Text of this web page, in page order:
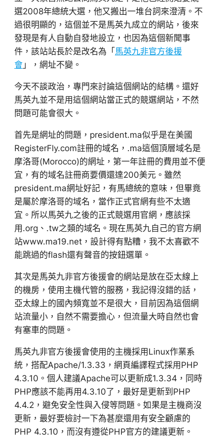
選2008年總統大選，他又搬出一堆台詞來澄清。不
過很明顯的，這個並不是馬英九成立的網站，後來
發現是有人自動自發地設立，也因為這個新聞事
件，該站站長於是改名為「馬英九非官方後援
會」，網址不變。
今天不談政治，專門來討論這個網站的結構。還好
馬英九並不是用這個網站當正式的競選網站，不然
問題可能會很大。
首先是網址的問題，president.ma似乎是在美國
RegisterFly.com註冊的域名，.ma這個頂層域名是
摩洛哥(Morocco)的網址，第一年註冊的費用並不便
宜，有的域名註冊商要價還達200美元。雖然
president.ma網址好記，有馬總統的意味，但畢竟
是屬於摩洛哥的域名，當作正式官網有些不太適
宜。所以馬英九之後的正式競選用官網，應該採
用.org、.tw之類的域名。現在馬英九自己的官方網
站www.ma19.net，設計得有點糟，我不太喜歡不
能跳過的flash還有聲音的按鈕選單。
其次是馬英九非官方後援會的網站是放在亞太線上
的機房，使用主機代管的服務，我記得沒錯的話，
亞太線上的國內頻寬並不是很大，目前因為這個網
站流量小，自然不需要擔心，但流量大時自然也會
有塞車的問題。
馬英九非官方後援會使用的主機採用Linux作業系
統，搭配Apache/1.3.33，網頁編譯程式採用PHP
4.3.10。個人建議Apache可以更新成1.3.34，同時
PHP應該不能再用4.3.10了，最好是更新到PHP
4.4.2，避免安全性與入侵等問題。如果是主機商沒
更新，最好要檢討一下為甚麼還用有安全顧慮的
PHP 4.3.10，而沒有遵從PHP官方的建議更新。